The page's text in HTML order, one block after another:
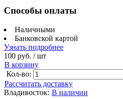
Способы оплаты
Наличными
Банковской картой
Узнать подробнее
100 руб. / шт
В корзину
Кол-во:
Рассчитать доставку
Владивосток: В наличии